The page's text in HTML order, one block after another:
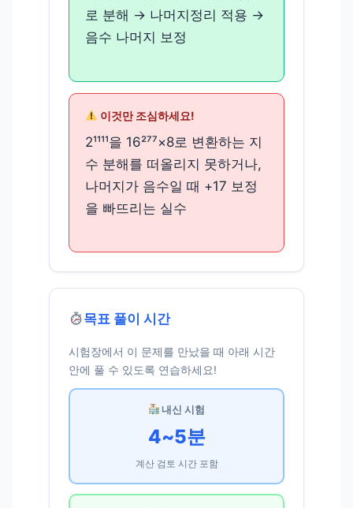
로 분해 → 나머지정리 적용 →
음수 나머지 보정
이것만 조심하세요!
2¹¹¹¹을 16²⁷⁷×8로 변환하는 지
수 분해를 떠올리지 못하거나,
나머지가 음수일 때 +17 보정
을 빠뜨리는 실수
목표 풀이 시간
시험장에서 이 문제를 만났을 때 아래 시간
안에 풀 수 있도록 연습하세요!
내신 시험
4~5분
계산 검토 시간 포함